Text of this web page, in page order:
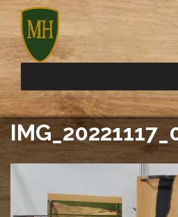
Skip
content